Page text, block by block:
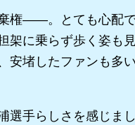
権――。とても心配
架に乗らず歩く姿も
堵したファンも多
手らしさを感じま